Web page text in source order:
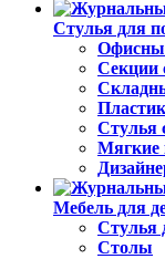
Стулья для
Секции
Стулья
Мягкие
Мебель для
Стулья
Столы